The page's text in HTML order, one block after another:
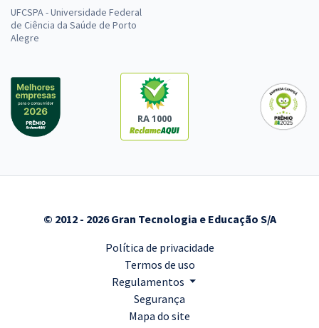
UFCSPA - Universidade Federal
de Ciência da Saúde de Porto
Alegre
RA 1000
© 2012 - 2026 Gran Tecnologia e Educação S/A
Política de privacidade
Termos de uso
Regulamentos
Segurança
Mapa do site